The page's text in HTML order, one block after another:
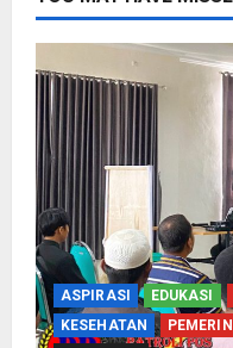
ASPIRASI EDUKASI
KESEHATAN